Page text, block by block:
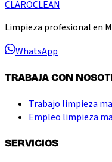
CLAROCLEAN
Limpieza profesional en
WhatsApp
TRABAJA CON
Trabajo limpieza
Empleo limpieza
SERVICIOS